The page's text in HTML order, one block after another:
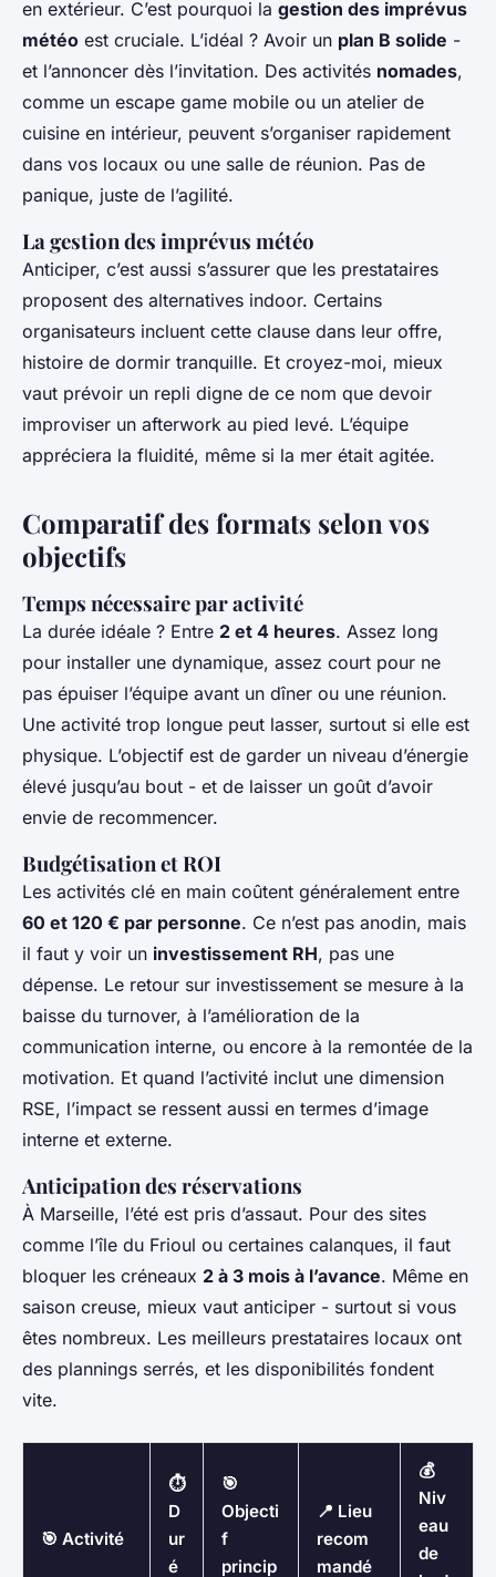
en extérieur. C’est pourquoi la gestion des imprévus
météo est cruciale. L’idéal ? Avoir un plan B solide -
et l’annoncer dès l’invitation. Des activités nomades,
comme un escape game mobile ou un atelier de
cuisine en intérieur, peuvent s’organiser rapidement
dans vos locaux ou une salle de réunion. Pas de
panique, juste de l’agilité.
La gestion des imprévus météo
Anticiper, c’est aussi s’assurer que les prestataires
proposent des alternatives indoor. Certains
organisateurs incluent cette clause dans leur offre,
histoire de dormir tranquille. Et croyez-moi, mieux
vaut prévoir un repli digne de ce nom que devoir
improviser un afterwork au pied levé. L’équipe
appréciera la fluidité, même si la mer était agitée.
Comparatif des formats selon vos
objectifs
Temps nécessaire par activité
La durée idéale ? Entre 2 et 4 heures. Assez long
pour installer une dynamique, assez court pour ne
pas épuiser l’équipe avant un dîner ou une réunion.
Une activité trop longue peut lasser, surtout si elle est
physique. L’objectif est de garder un niveau d’énergie
élevé jusqu’au bout - et de laisser un goût d’avoir
envie de recommencer.
Budgétisation et ROI
Les activités clé en main coûtent généralement entre
60 et 120 € par personne. Ce n’est pas anodin, mais
il faut y voir un investissement RH, pas une
dépense. Le retour sur investissement se mesure à la
baisse du turnover, à l’amélioration de la
communication interne, ou encore à la remontée de la
motivation. Et quand l’activité inclut une dimension
RSE, l’impact se ressent aussi en termes d’image
interne et externe.
Anticipation des réservations
À Marseille, l’été est pris d’assaut. Pour des sites
comme l’île du Frioul ou certaines calanques, il faut
bloquer les créneaux 2 à 3 mois à l’avance. Même en
saison creuse, mieux vaut anticiper - surtout si vous
êtes nombreux. Les meilleurs prestataires locaux ont
des plannings serrés, et les disponibilités fondent
vite.
🎯 Activité
⏱️
D
ur
é
🎯
Objecti
f
princip
📍 Lieu
recom
mandé
💰
Niv
eau
de